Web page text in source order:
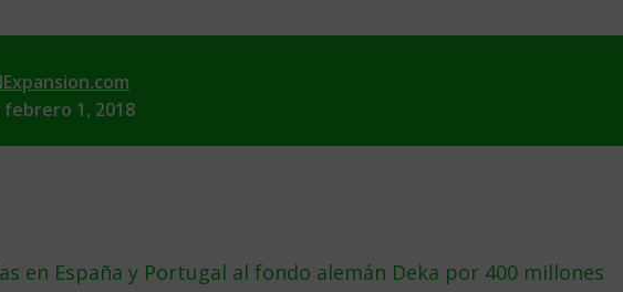
1, 2018
en España y Portugal al fondo alemán Deka por 400 millones